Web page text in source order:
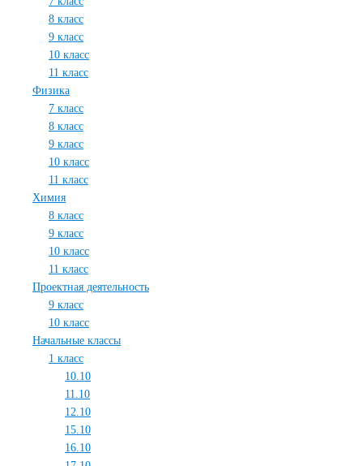
8 класс
9 класс
10 класс
11 класс
Физика
7 класс
8 класс
9 класс
10 класс
11 класс
Химия
8 класс
9 класс
10 класс
11 класс
Проектная деятельность
9 класс
10 класс
Начальные классы
1 класс
10.10
11.10
12.10
15.10
16.10